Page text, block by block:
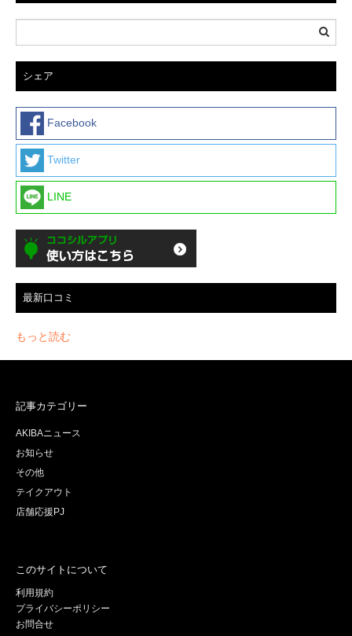
シェア
Facebook
Twitter
LINE
最新口コミ
もっと読む
記事カテゴリー
AKIBAニュース
お知らせ
その他
テイクアウト
店舗応援PJ
このサイトについて
利用規約
プライバシーポリシー
お問合せ